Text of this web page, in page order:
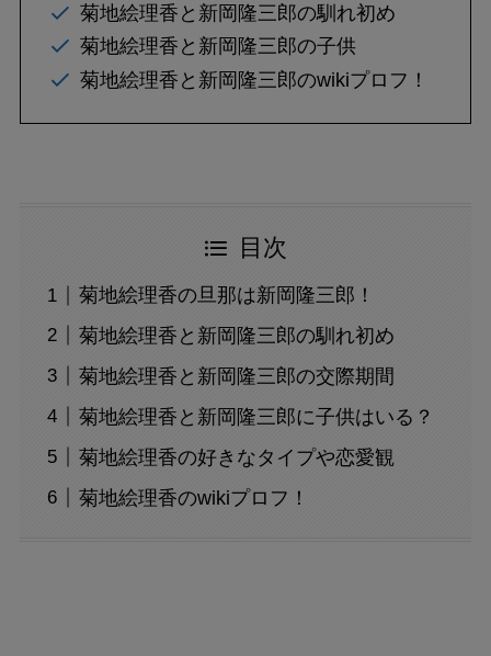
菊地絵理香と新岡隆三郎の馴れ初め
菊地絵理香と新岡隆三郎の子供
菊地絵理香と新岡隆三郎のwikiプロフ！
目次
菊地絵理香の旦那は新岡隆三郎！
菊地絵理香と新岡隆三郎の馴れ初め
菊地絵理香と新岡隆三郎の交際期間
菊地絵理香と新岡隆三郎に子供はいる？
菊地絵理香の好きなタイプや恋愛観
菊地絵理香のwikiプロフ！